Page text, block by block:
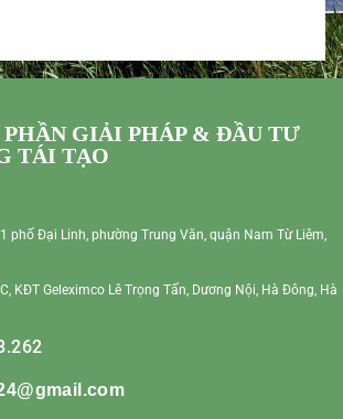
PHẦN GIẢI PHÁP & ĐẦU TƯ
TÁI TẠO
phố Đại Linh, phường Trung Văn, quận Nam Từ Liêm,
KĐT Geleximco Lê Trọng Tấn, Dương Nội, Hà Đông, Hà